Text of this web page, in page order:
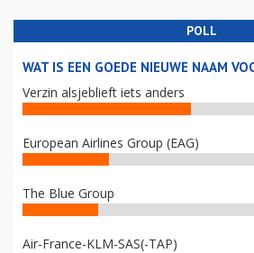
POLL
WAT IS EEN GOEDE NIEUWE NAAM
Verzin alsjeblieft iets anders
European Airlines Group (EAG)
The Blue Group
Air-France-KLM-SAS(-TAP)